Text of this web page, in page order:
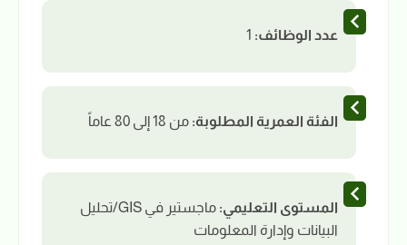
عدد الوظائف:
الفئة العمرية المطلوبة: من 18 إلى 80 عاماً
المستوى التعليمي:
ماجستير في GIS/تحليل
البيانات وإدارة المعلومات